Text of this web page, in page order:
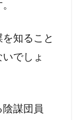
知ること
でしょ
謀団員
立証責任